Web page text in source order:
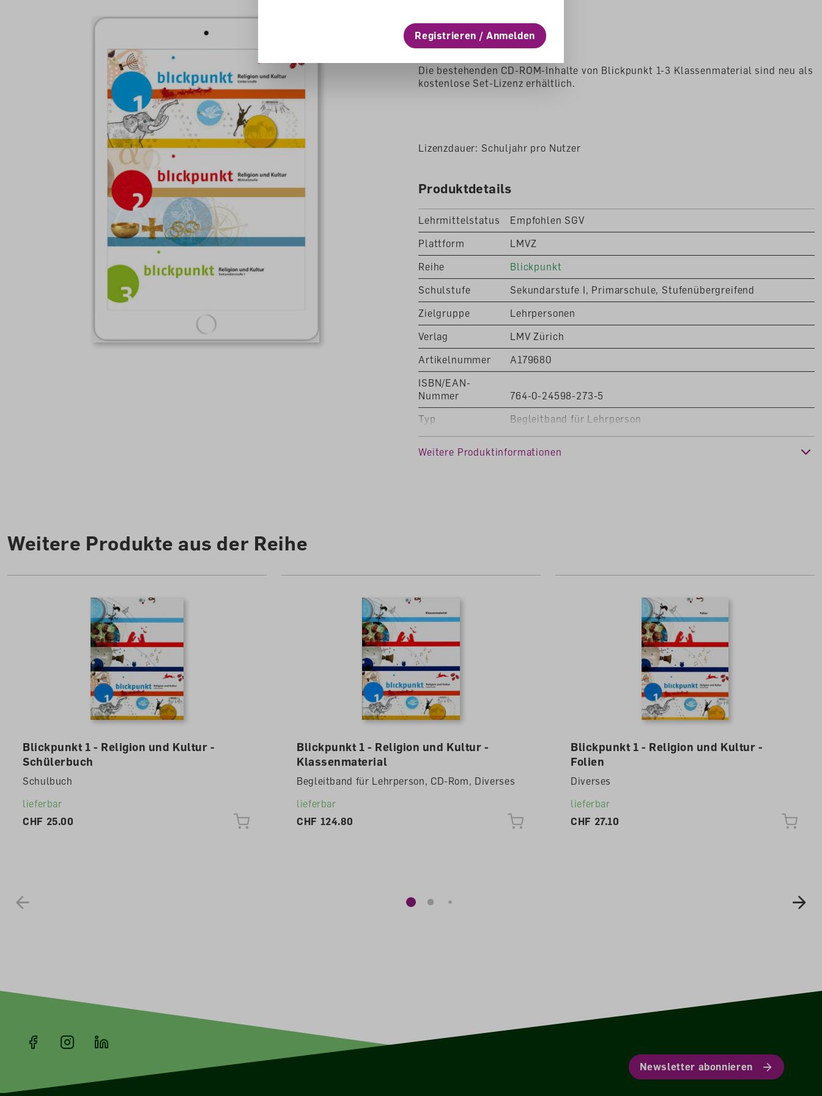
Registrieren / Anmelden
Beschreibung
Die bestehenden CD-ROM-Inhalte von Blickpunkt 1-3 Klassenmaterial sind neu als
kostenlose Set-Lizenz erhältlich.
Lizenzdauer: Schuljahr pro Nutzer
Produktdetails
Lehrmittelstatus
Empfohlen SGV
Plattform
LMVZ
Reihe
Blickpunkt
Schulstufe
Sekundarstufe I, Primarschule, Stufenübergreifend
Zielgruppe
Lehrpersonen
Verlag
LMV Zürich
Artikelnummer
A179680
ISBN/EAN-
Nummer
764-0-24598-273-5
Typ
Begleitband für Lehrperson
7. Klasse, 8. Klasse, 9. Klasse
Illustratoren
Autorenteam
Weitere Produktinformationen
Weitere Produkte aus der Reihe
Blickpunkt 1 - Religion und Kultur -
Schülerbuch
Schulbuch
lieferbar
CHF 25.00
Blickpunkt 1 - Religion und Kultur -
Klassenmaterial
Begleitband für Lehrperson, CD-Rom, Diverses
lieferbar
CHF 124.80
Blickpunkt 1 - Religion und Kultur -
Folien
Diverses
lieferbar
CHF 27.10
Newsletter abonnieren